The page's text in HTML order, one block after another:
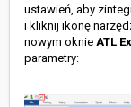
ustawień, aby
i kliknij ikonę
nowym oknie ATL
parametry: